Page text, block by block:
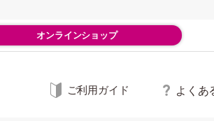
オンラインショップ
ご利用ガイド よくあ